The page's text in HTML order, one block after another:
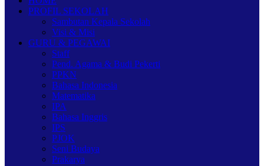
PROFIL SEKOLAH
Sambutan Kepala Sekolah
Visi & Misi
GURU & PEGAWAI
Staff
Pend. Agama & Budi Pekerti
PPKN
Bahasa Indonesia
Matematika
IPA
Bahasa Inggris
IPS
PJOK
Seni Budaya
Prakarya